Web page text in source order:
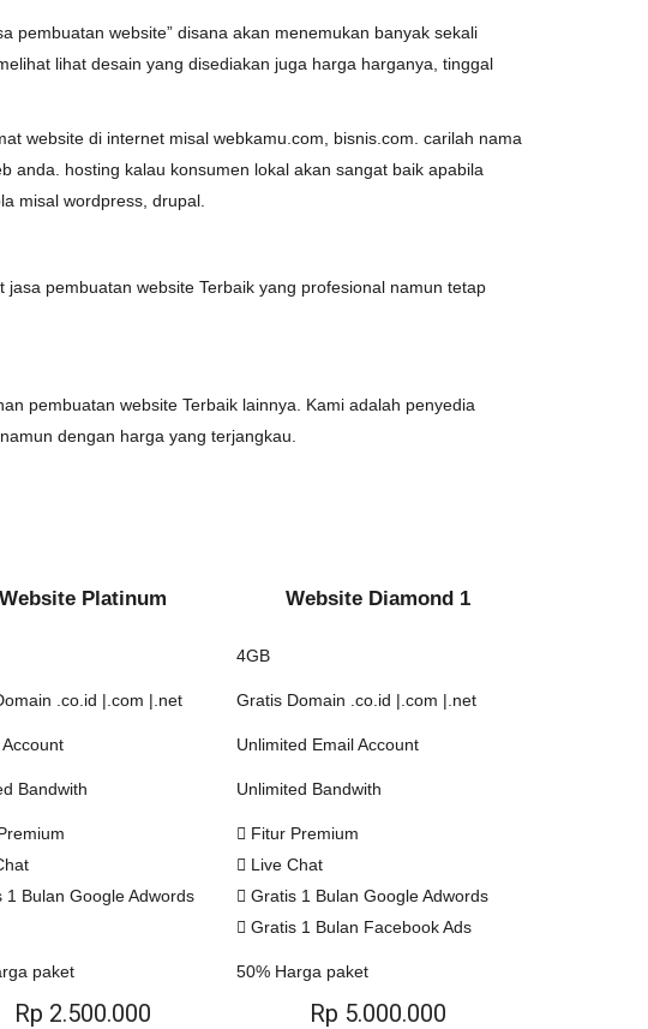
pembuatan website” disana akan menemukan banyak sekali
lihat desain yang disediakan juga harga harganya, tinggal
website di internet misal webkamu.com, bisnis.com. carilah nama
anda. hosting kalau konsumen lokal akan sangat baik apabila
misal wordpress, drupal.
pembuatan website Terbaik yang profesional namun tetap
pembuatan website Terbaik lainnya. Kami adalah penyedia
dengan harga yang terjangkau.
Website Platinum Website Diamond 1
4GB
.co.id |.com |.net Gratis Domain .co.id |.com |.net
Unlimited Email Account
Bandwith Unlimited Bandwith
1 Bulan Google Adwords
Fitur Premium
Live Chat
Gratis 1 Bulan Google Adwords
Gratis 1 Bulan Facebook Ads
paket 50% Harga paket
Rp 2.500.000 Rp 5.000.000